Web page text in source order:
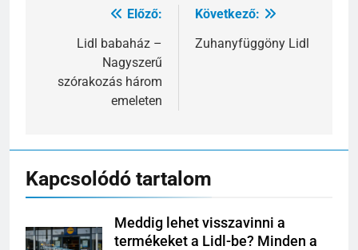
Bejegyzés
navigáció
Előző:
Lidl babaház –
Nagyszerű
szórakozás három
emeleten
Következő:
Zuhanyfüggöny Lidl
Kapcsolódó tartalom
Meddig lehet visszavinni a
termékeket a Lidl-be? Minden a